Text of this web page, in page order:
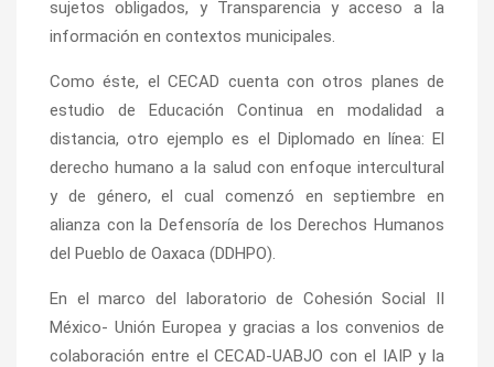
sujetos obligados, y Transparencia y acceso a la
información en contextos municipales.
Como éste, el CECAD cuenta con otros planes de
estudio de Educación Continua en modalidad a
distancia, otro ejemplo es el Diplomado en línea: El
derecho humano a la salud con enfoque intercultural
y de género, el cual comenzó en septiembre en
alianza con la Defensoría de los Derechos Humanos
del Pueblo de Oaxaca (DDHPO).
En el marco del laboratorio de Cohesión Social II
México- Unión Europea y gracias a los convenios de
colaboración entre el CECAD-UABJO con el IAIP y la